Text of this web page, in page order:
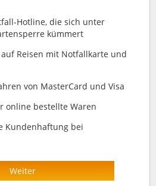
Hotline, die sich unter
kümmert
Reisen mit Notfallkarte und
von MasterCard und Visa
online bestellte Waren
Kundenhaftung bei
Weiter